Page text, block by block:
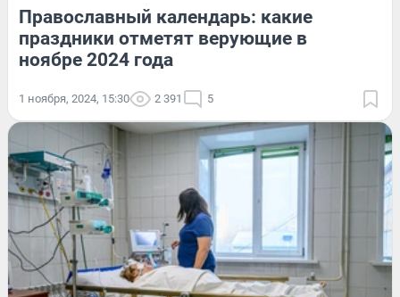
Православный календарь: какие
праздники отметят верующие в
ноябре 2024 года
1 ноября, 2024, 15:30 2 391 5